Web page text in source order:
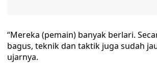
“Mereka (pemain) banyak berlari.
bagus, teknik dan taktik juga sudah
ujarnya.